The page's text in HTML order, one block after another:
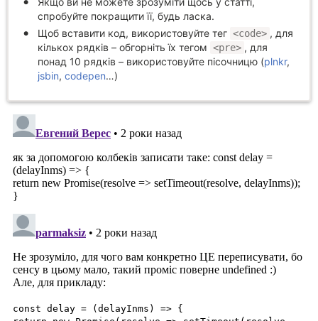
спробуйте покращити її, будь ласка.
Щоб вставити код, використовуйте тег <code> , для
кількох рядків – обгорніть їх тегом <pre> , для
понад 10 рядків – використовуйте пісочницю (plnkr,
jsbin, codepen…)